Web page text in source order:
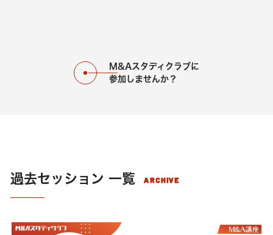
M&Aスタディクラブに
参加しませんか？
過去セッション 一覧 ARCHIVE